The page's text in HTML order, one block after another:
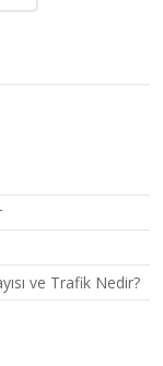
ve Trafik Nedir?